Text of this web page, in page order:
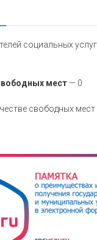
социальных
мест — 0
свободных